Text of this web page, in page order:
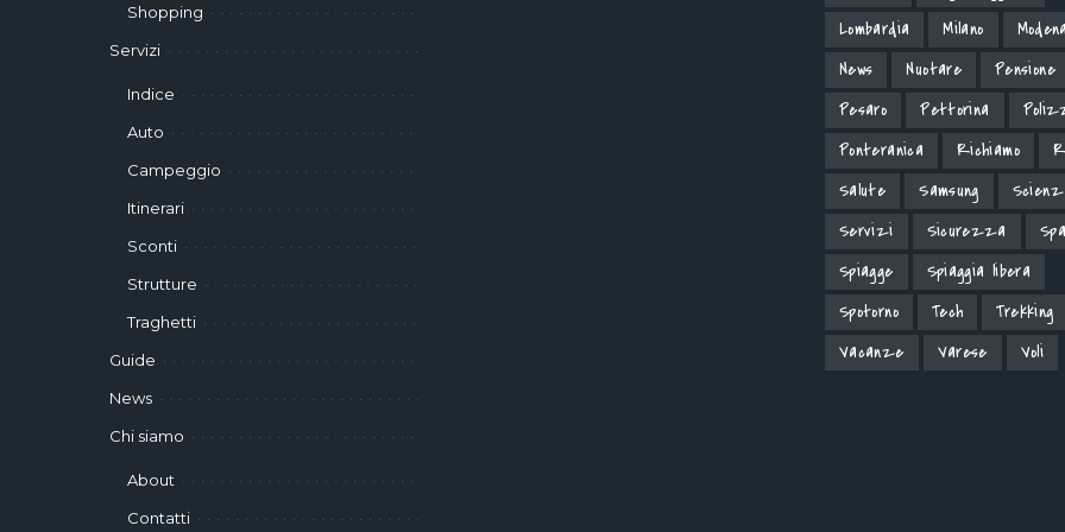
Shopping
Servizi
Indice
Auto
Campeggio
Itinerari
Sconti
Strutture
Traghetti
Guide
News
Chi siamo
About
Contatti
Lombardia
Milano
Modena
News
Nuotare
Pensione
Pesaro
Pettorina
Ponteranica
Richiamo
Salute
Samsung
Servizi
Sicurezza
Spiagge
Spiaggia libera
Spotorno
Tech
Trekking
Vacanze
Varese Voli